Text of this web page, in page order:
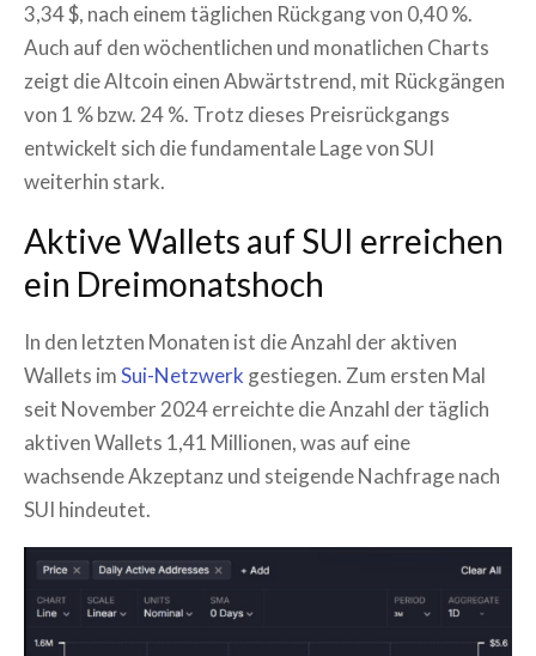
3,34 $, nach einem täglichen Rückgang von 0,40 %.
Auch auf den wöchentlichen und monatlichen Charts
zeigt die Altcoin einen Abwärtstrend, mit Rückgängen
von 1 % bzw. 24 %. Trotz dieses Preisrückgangs
entwickelt sich die fundamentale Lage von SUI
weiterhin stark.
Aktive Wallets auf SUI erreichen
ein Dreimonatshoch
In den letzten Monaten ist die Anzahl der aktiven
Wallets imSui-Netzwerk gestiegen. Zum ersten Mal
seit November 2024 erreichte die Anzahl der täglich
aktiven Wallets 1,41 Millionen, was auf eine
wachsende Akzeptanz und steigende Nachfrage nach
SUI hindeutet.